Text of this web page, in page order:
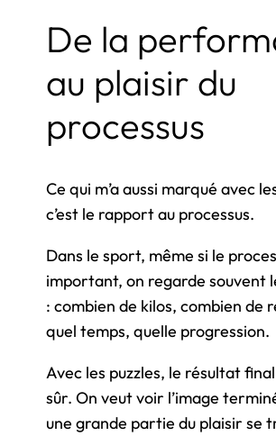
De la
au plaisir du
processus
Ce qui m’a aussi marqué avec
c’est le rapport au processus.
Dans le sport, même si le
important, on regarde souvent
: combien de kilos, combien de
quel temps, quelle progression.
Avec les puzzles, le résultat
sûr. On veut voir l’image
une grande partie du plaisir se